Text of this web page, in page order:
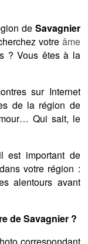
de Savagnier
votre âme
? Vous êtes à la
sur Internet
de la région de
Qui sait, le
est important de
votre région :
alentours avant
de Savagnier ?